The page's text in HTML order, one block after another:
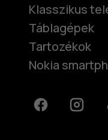
Klasszikus
Táblagépek
Tartozékok
Nokia
Facebook